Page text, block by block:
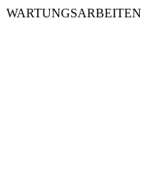
WARTUNGSARBEITEN